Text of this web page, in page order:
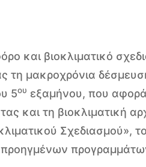
και βιοκλιματικό
τη μακροχρόνια
5ου εξαμήνου, που
και τη βιοκλιματική
Σχεδιασμού»,